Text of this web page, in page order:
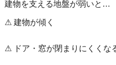
建物を支える地盤が弱いと…
⚠ 建物が傾く
⚠ ドア・窓が閉まりにくくな